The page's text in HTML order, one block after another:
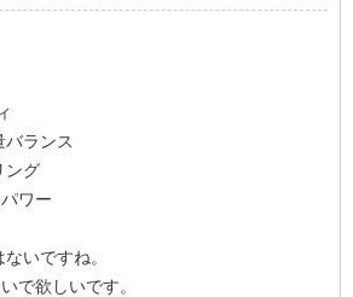
バランス
ング
ワー
いですね。
で欲しいです。